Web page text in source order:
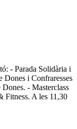
- Parada Solidària i
Dones i Confraresses
- Masterclass
Fitness. A les 11,30